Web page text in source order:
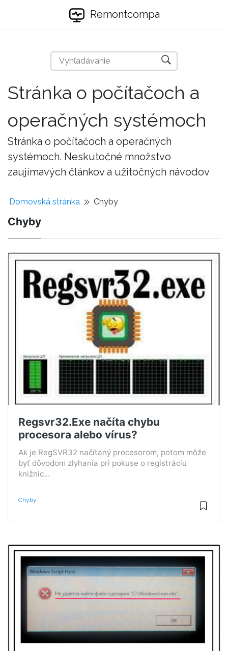
Remontcompa
Stránka o počítačoch a
operačných systémoch
Stránka o počítačoch a operačných
systémoch. Neskutočné množstvo
zaujímavých článkov a užitočných návodov
Domovská stránka Chyby
Chyby
Regsvr32.Exe načíta chybu
procesora alebo vírus?
Ak je RegSVR32 načítaný procesorom, potom môže
byť dôvodom zlyhania pri pokuse o registráciu
knižnic...
Chyby